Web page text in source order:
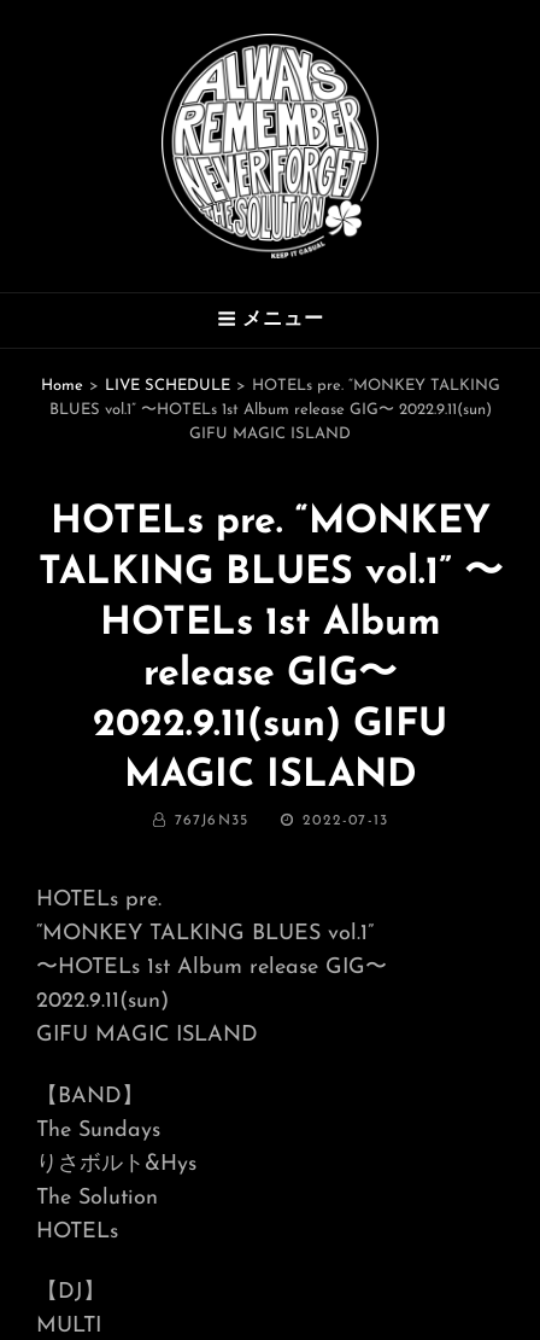
THE SOLUTION
Hard Mod Collective
メニュー
Home > LIVE SCHEDULE >
HOTELs pre. “MONKEY TALKING
BLUES vol.1” 〜HOTELs 1st Album release GIG〜 2022.9.11(sun)
GIFU MAGIC ISLAND
HOTELs pre. “MONKEY
TALKING BLUES vol.1” 〜
HOTELs 1st Album
release GIG〜
2022.9.11(sun) GIFU
MAGIC ISLAND
BY 767J6N35
投
2022-07-13
HOTELs pre.
“MONKEY TALKING BLUES vol.1”
〜HOTELs 1st Album release GIG〜
2022.9.11(sun)
GIFU MAGIC ISLAND
【BAND】
The Sundays
りさボルト&Hys
The Solution
HOTELs
【DJ】
MULTI